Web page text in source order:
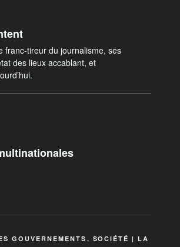
franc-tireur du journalisme, ses
des lieux accablant, et
GOUVERNEMENTS, SOCIÉTÉ | LA